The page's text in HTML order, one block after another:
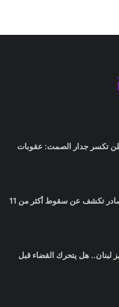
تكسر جدار الصمت: عقوبات
مجزرة في الجنوب: مصادر تكشف عن سقوط أكثر من 11
لبنان.. هل يتحرك القضاء قبل